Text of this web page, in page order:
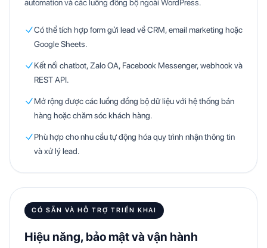
automation và các luồng đồng bộ ngoài WordPress.
Có thể tích hợp form gửi lead về CRM, email marketing hoặc
Google Sheets.
Kết nối chatbot, Zalo OA, Facebook Messenger, webhook và
REST API.
Mở rộng được các luồng đồng bộ dữ liệu với hệ thống bán
hàng hoặc chăm sóc khách hàng.
Phù hợp cho nhu cầu tự động hóa quy trình nhận thông tin
và xử lý lead.
CÓ SẴN VÀ HỖ TRỢ TRIỂN KHAI
Hiệu năng, bảo mật và vận hành